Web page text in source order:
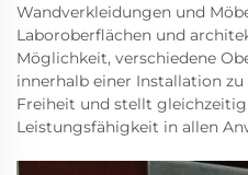
Wandverkleidungen und
Laboroberflächen und
Möglichkeit, verschiedene
innerhalb einer Installation
Freiheit und stellt
Leistungsfähigkeit in allen